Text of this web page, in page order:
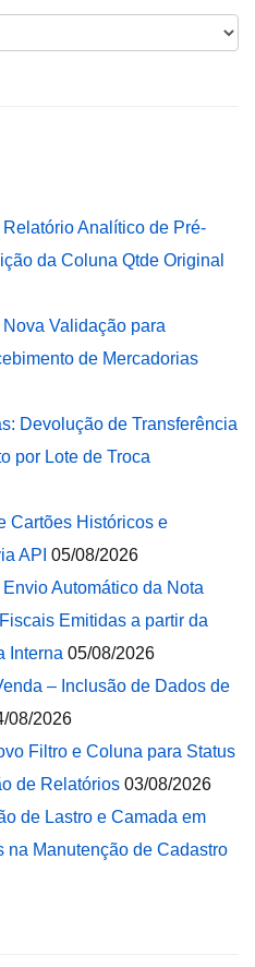
Analítico de Pré-
da Coluna Qtde Original
Validação para
de Mercadorias
Devolução de Transferência
por Lote de Troca
Cartões Históricos e
API 05/08/2026
Automático da Nota
Emitidas a partir da
Interna 05/08/2026
– Inclusão de Dados de
08/2026
Filtro e Coluna para Status
de Relatórios 03/08/2026
de Lastro e Camada em
na Manutenção de Cadastro